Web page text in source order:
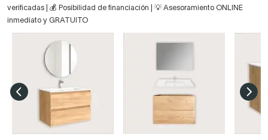
verificadas | 💰 Posibilidad de financiación | 💡 Asesoramiento ONLINE
inmediato y GRATUITO